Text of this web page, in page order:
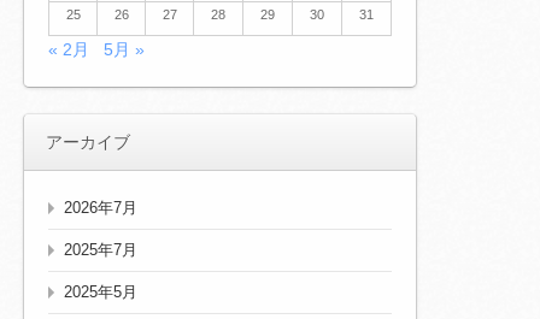
25
26 27 28 29 30 31
« 2月 5月 »
アーカイブ
2026年7月
2025年7月
2025年5月